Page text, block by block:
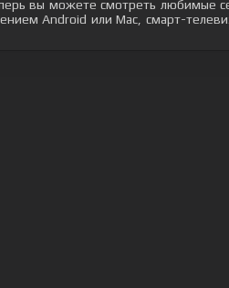
вы можете смотреть любимые
Android или Mac, смарт-